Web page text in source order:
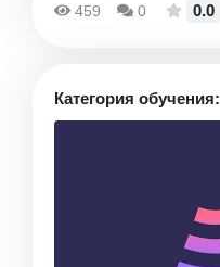
459 0 0.0
Категория обучения: